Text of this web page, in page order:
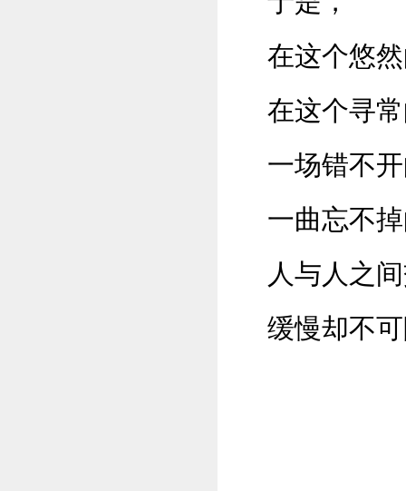
在这个悠
在这个寻
一场错不
一曲忘不
人与人之
缓慢却不